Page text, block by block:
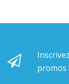
promos !